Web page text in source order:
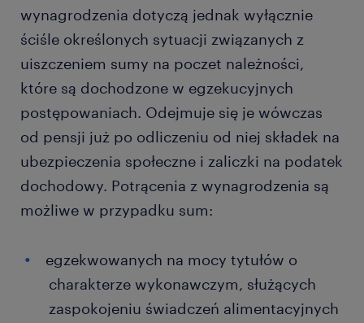
wynagrodzenia dotyczą jednak wyłącznie
ściśle określonych sytuacji związanych z
uiszczeniem sumy na poczet należności,
które są dochodzone w egzekucyjnych
postępowaniach. Odejmuje się je wówczas
od pensji już po odliczeniu od niej składek na
ubezpieczenia społeczne i zaliczki na podatek
dochodowy. Potrącenia z wynagrodzenia są
możliwe w przypadku sum:
egzekwowanych na mocy tytułów o
charakterze wykonawczym, służących
zaspokojeniu świadczeń alimentacyjnych